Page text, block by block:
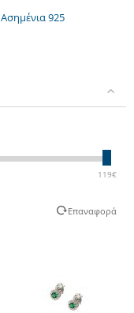
Ασημένια 925
119€
Επαναφορά